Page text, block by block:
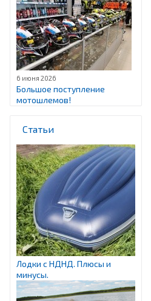
6 июня 2026
Большое поступление
мотошлемов!
Статьи
Лодки с НДНД. Плюсы и
минусы.